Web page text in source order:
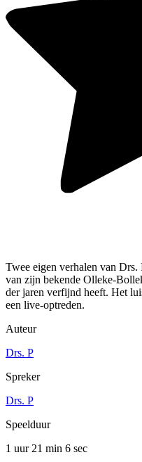
Twee eigen verhalen van Drs.
van zijn bekende Olleke-
der jaren verfijnd heeft. Het
een live-optreden.
Auteur
Drs. P
Spreker
Drs. P
Speelduur
1 uur 21 min 6 sec